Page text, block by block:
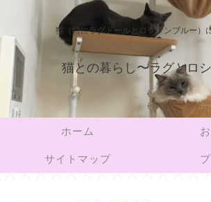
猫（特にラグドールとロシアンブルー）
猫との暮らし〜ラグとロシ
ホーム
サイトマップ